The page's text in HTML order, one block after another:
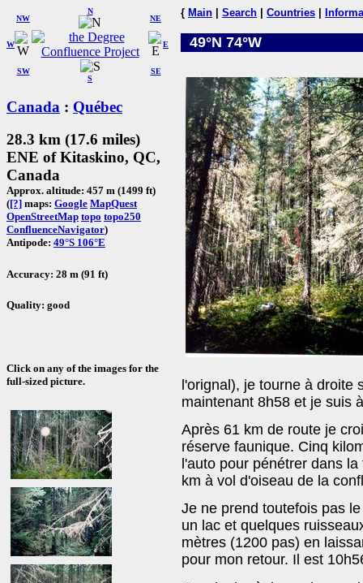
W
NW
N
NE
SW
S
SE
E
Canada : Québec
28.3 km (17.6 miles)
ENE of Kitaskino, QC,
Canada
Approx. altitude: 457 m (1499 ft)
([?] maps: Google MapQuest
OpenStreetMap topo topo250
ConfluenceNavigator)
Antipode: 49°S 106°E
Accuracy: 28 m (91 ft)
Quality: good
Click on any of the images for the
full-sized picture.
{ Main Search Countries
49°N 74°W
l'orignal), je tourne à droite
maintenant 8h58 et je suis
Après 61 km de route je
réserve faunique. Cinq
l'auto pour pénétrer dans
km à vol d'oiseau de la
Je ne prend toutefois pas
un lac et quelques
mètres (1200 pas) en
pour mon retour. Il est